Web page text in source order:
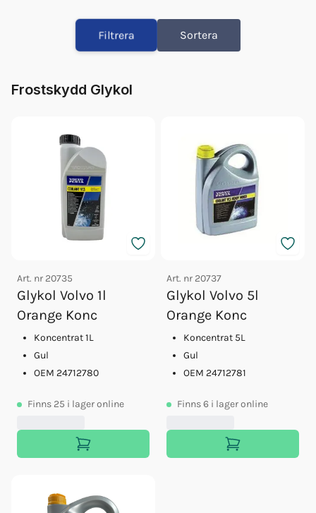
Glykol Volvo 1l Orange Konc
Glykol Volvo 5l Orange Konc
Fett 25gr Vp 828250
Filtrera Sortera
Frostskydd Glykol
Art. nr 20735
Glykol Volvo 1l
Orange Konc
Koncentrat 1L
Gul
OEM 24712780
Finns 25 i lager online
Art. nr 20737
Glykol Volvo 5l
Orange Konc
Koncentrat 5L
Gul
OEM 24712781
Finns6 i lager online